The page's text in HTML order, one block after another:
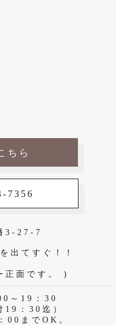
ちら
7356
3-27-7
出てすぐ！！
正面です。 )
～19：30
19：30迄）
00までOK。